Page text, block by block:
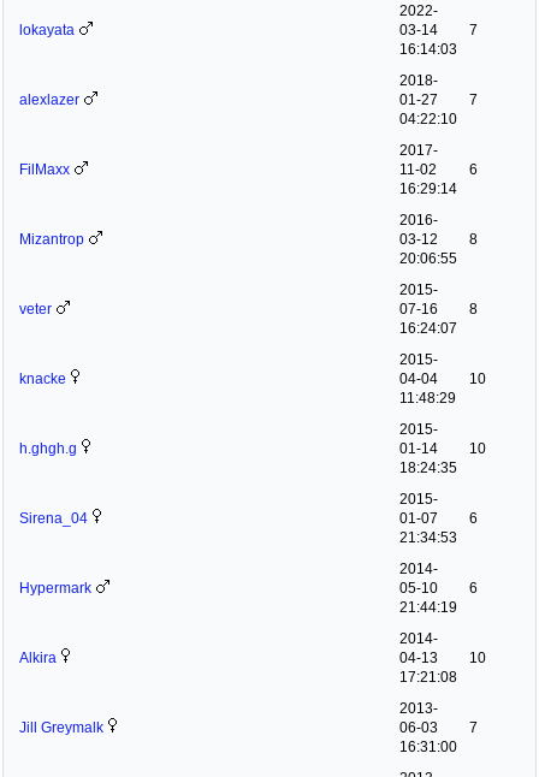
lokayata
2022-
03-14
16:14:03
7
alexlazer
2018-
01-27
04:22:10
7
FilMaxx
2017-
11-02
16:29:14
6
Mizantrop
2016-
03-12
20:06:55
8
veter
2015-
07-16
16:24:07
8
knacke
2015-
04-04
11:48:29
10
h.ghgh.g
2015-
01-14
18:24:35
10
Sirena_04
2015-
01-07
21:34:53
6
Hypermark
2014-
05-10
21:44:19
6
Alkira
2014-
04-13
17:21:08
10
Jill Greymalk
2013-
06-03
16:31:00
7